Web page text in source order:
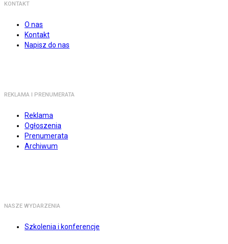
KONTAKT
O nas
Kontakt
Napisz do nas
REKLAMA I PRENUMERATA
Reklama
Ogłoszenia
Prenumerata
Archiwum
NASZE WYDARZENIA
Szkolenia i konferencje